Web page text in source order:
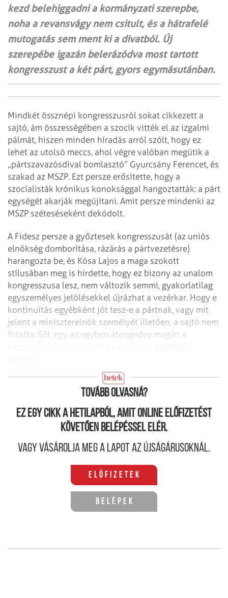
kezd belehiggadni a kormányzati szerepbe,
noha a revansvágy nem csitult, és a hátrafelé
mutogatás sem ment ki a divatból. Új
szerepébe igazán belerázódva most tartott
kongresszust a két párt, gyors egymásutánban.
Mindkét össznépi kongresszusról sokat cikkezett a
sajtó, ám összességében a szocik vitték el az izgalmi
pálmát, hiszen minden híradás arról szólt, hogy ez
lehet az utolsó meccs, ahol végre valóban megütik a
„pártszavazósdival bomlasztó” Gyurcsány Ferencet, és
szakad az MSZP. Ezt persze erősítette, hogy a
szocialisták krónikus konoksággal hangoztatták: a párt
egységét akarják megújítani. Amit persze mindenki az
MSZP széteséseként dekódolt.
A Fidesz persze a győztesek kongresszusát (az uniós
elnökség domborítása, rázárás a pártvezetésre)
harangozta be, és Kósa Lajos a maga szokott
stílusában meg is hirdette, hogy ez bizony az unalom
kongresszusa lesz, nem változik semmi, gyakorlatilag
egyszemélyes jelölésekkel újrázhat a vezérkar. Hogy e
kontinuitás egyébként jót tesz-e a pártnak, vagy mit
jelent a miniszterelnök személyét illetően, a sajtó nem
firtatta. Sőt, egy az egyben átengedve magán a
Tovább olvasná?
Ez egy cikk a hetilapból, amit online előfizetést
követően belépéssel elér.
Vagy vásárolja meg a lapot az újságárusoknál.
Előfizetek
Belépek